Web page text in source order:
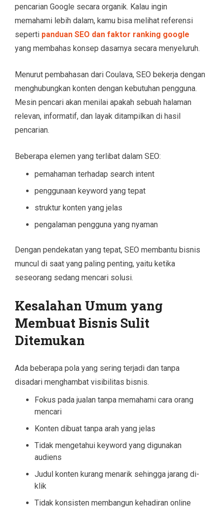
pencarian Google secara organik. Kalau ingin
memahami lebih dalam, kamu bisa melihat referensi
seperti panduan SEO dan faktor ranking google
yang membahas konsep dasarnya secara menyeluruh.
Menurut pembahasan dari Coulava, SEO bekerja dengan
menghubungkan konten dengan kebutuhan pengguna.
Mesin pencari akan menilai apakah sebuah halaman
relevan, informatif, dan layak ditampilkan di hasil
pencarian.
Beberapa elemen yang terlibat dalam SEO:
pemahaman terhadap search intent
penggunaan keyword yang tepat
struktur konten yang jelas
pengalaman pengguna yang nyaman
Dengan pendekatan yang tepat, SEO membantu bisnis
muncul di saat yang paling penting, yaitu ketika
seseorang sedang mencari solusi.
Kesalahan Umum yang
Membuat Bisnis Sulit
Ditemukan
Ada beberapa pola yang sering terjadi dan tanpa
disadari menghambat visibilitas bisnis.
Fokus pada jualan tanpa memahami cara orang
mencari
Konten dibuat tanpa arah yang jelas
Tidak mengetahui keyword yang digunakan
audiens
Judul konten kurang menarik sehingga jarang di-
klik
Tidak konsisten membangun kehadiran online